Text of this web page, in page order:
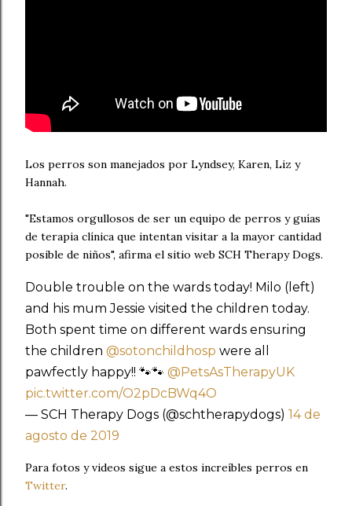
Los perros son manejados por Lyndsey, Karen, Liz y
Hannah.
"Estamos orgullosos de ser un equipo de perros y guías
de terapia clínica que intentan visitar a la mayor cantidad
posible de niños", afirma el sitio web SCH Therapy Dogs.
Double trouble on the wards today! Milo (left)
and his mum Jessie visited the children today.
Both spent time on different wards ensuring
the children @sotonchildhosp were all
pawfectly happy!! 🐾🐾 @PetsAsTherapyUK
pic.twitter.com/O2pDcBWq4O
— SCH Therapy Dogs (@schtherapydogs) 14 de
agosto de 2019
Para fotos y videos sigue a estos increíbles perros en
Twitter.